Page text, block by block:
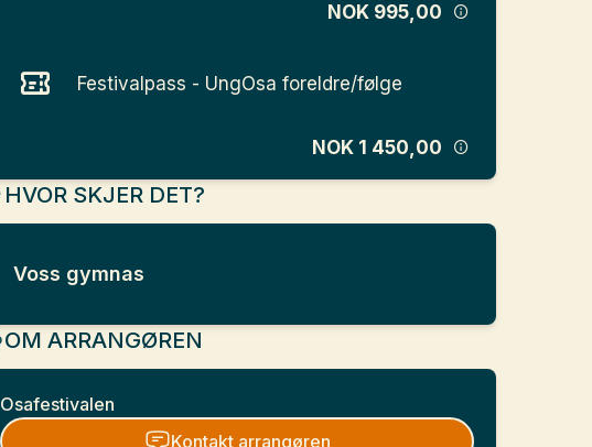
NOK 995,00
Festivalpass - UngOsa foreldre/følge
NOK 1 450,00
HVOR SKJER DET?
Voss gymnas
OM ARRANGØREN
Osafestivalen
Kontakt arrangøren